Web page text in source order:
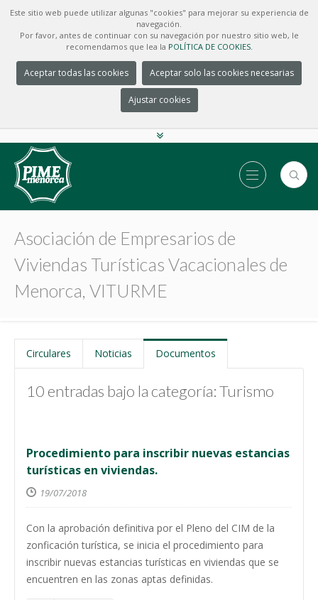
Este sitio web puede utilizar algunas "cookies" para mejorar su experiencia de
navegación.
Por favor, antes de continuar con su navegación por nuestro sitio web, le
recomendamos que lea la POLÍTICA DE COOKIES.
Aceptar todas las cookies Aceptar solo las cookies necesarias
Ajustar cookies
Asociación de Empresarios de
Viviendas Turísticas Vacacionales de
Menorca, VITURME
Circulares Noticias Documentos
10 entradas bajo la categoría: Turismo
Procedimiento para inscribir nuevas estancias
turísticas en viviendas.
19/07/2018
Con la aprobación definitiva por el Pleno del CIM de la
zonficación turística, se inicia el procedimiento para
inscribir nuevas estancias turísticas en viviendas que se
encuentren en las zonas aptas definidas.